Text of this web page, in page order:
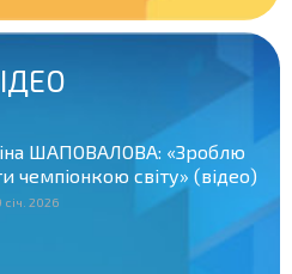
ШАПОВАЛОВА: «Зроблю
чемпіонкою світу» (відео)
січ. 2026